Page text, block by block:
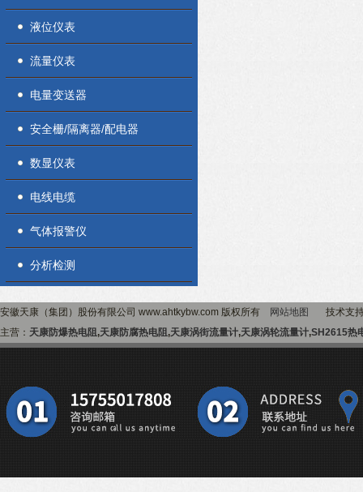
液位仪表
流量仪表
电量变送器
安全栅/隔离器/配电器
数显仪表
电线电缆
气体报警仪
分析检测
安徽天康（集团）股份有限公司 www.ahtkybw.com 版权所有 网站地图
技术支
主营： 天康防爆热电阻,天康防腐热电阻,天康涡街流量计,天康涡轮流量计,SH2615热